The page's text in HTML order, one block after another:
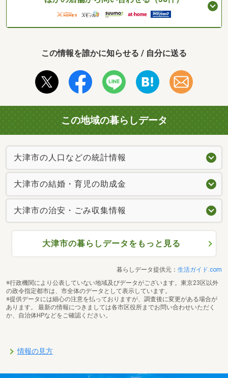
この情報を誰かに知らせる / 自分に送る
この地域の暮らしデータ
大津市の人口などの統計情報
大津市の結婚・育児の助成金
大津市の治安・ごみ収集情報
大津市の暮らしデータをもっと見る
暮らしデータ提供元： 生活ガイド.com
※行政機関により公表していない地域及びデータがございます。東京23区以外
の政令指定都市は、市全体のデータとして表示しています。
※提供データには細心の注意を払っておりますが、調査後に変更がある場合が
あります。 最新の情報につきましては各市区役所までお問い合わせいただく
か、自治体HPなどをご確認ください。
情報の見方